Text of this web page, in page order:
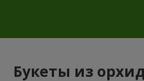
Букеты из